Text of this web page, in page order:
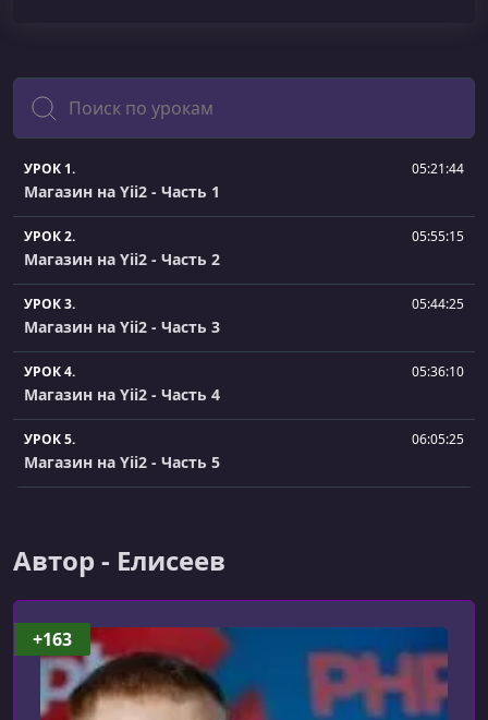
Поиск
УРОК 1. 05:21:44
Магазин на Yii2 - Часть 1
УРОК 2. 05:55:15
Магазин на Yii2 - Часть 2
УРОК 3. 05:44:25
Магазин на Yii2 - Часть 3
УРОК 4. 05:36:10
Магазин на Yii2 - Часть 4
УРОК 5. 06:05:25
Магазин на Yii2 - Часть 5
УРОК 7.
Магазин на Yii2 - Часть 7
УРОК 8.
Магазин на Yii2 - Часть 8
УРОК 9. 05:44:45
Автор - Елисеев
+163